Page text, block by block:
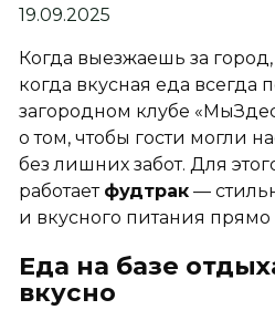
19.09.2025
Когда выезжаешь за
когда вкусная еда всегда
загородном клубе
о том, чтобы гости могли
без лишних забот. Для
работает фудтрак—
и вкусного питания прямо
Еда на базе
вкусно